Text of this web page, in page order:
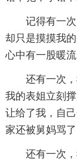
记得有一
却只是摸摸我
心中有一股暖
还有一次
我的表姐立刻
让给了我，自
家还被舅妈骂了
还有一次